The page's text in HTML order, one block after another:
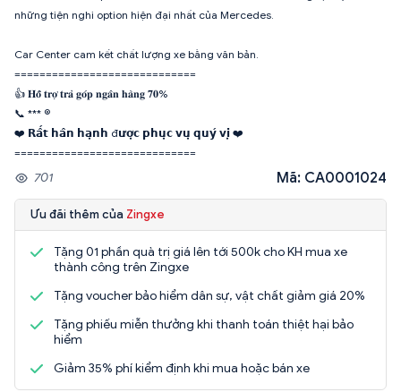
những tiện nghi option hiện đại nhất của Mercedes.
Car Center cam kết chất lượng xe bằng văn bản.
=============================
👍 𝐇𝐨̂̃ 𝐭𝐫𝐨̛̣ 𝐭𝐫𝐚̉ 𝐠𝐨́𝐩 𝐧𝐠𝐚̂𝐧 𝐡𝐚̀𝐧𝐠 𝟕𝟎%
📞 *** ®️
❤️ 𝗥𝗮̂́𝘁 𝗵𝗮̂𝗻 𝗵𝗮̣𝗻𝗵 đ𝘂̛𝗼̛̣𝗰 𝗽𝗵𝘂̣𝗰 𝘃𝘂̣ 𝗾𝘂𝘆́ 𝘃𝗶̣ ❤️
=============================
701 Mã: CA0001024
Ưu đãi thêm của Zingxe
Tặng 01 phần quà trị giá lên tới 500k cho KH mua xe
thành công trên Zingxe
Tặng voucher bảo hiểm dân sự, vật chất giảm giá 20%
Tặng phiếu miễn thưởng khi thanh toán thiệt hại bảo
hiểm
Giảm 35% phí kiểm định khi mua hoặc bán xe